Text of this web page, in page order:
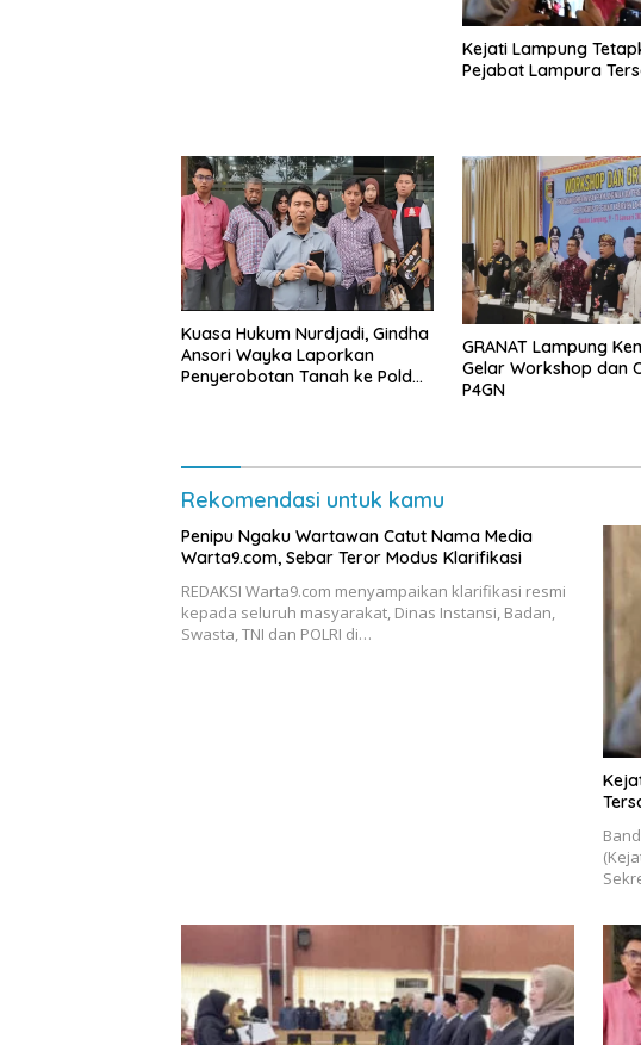
Kejati Lampung
Pejabat Lampura
Kuasa Hukum Nurdjadi, Gindha
Ansori Wayka Laporkan
Penyerobotan Tanah ke Polda
GRANAT Lampung
Gelar Workshop dan
P4GN
Rekomendasi untuk kamu
Penipu Ngaku Wartawan Catut Nama Media
Warta9.com, Sebar Teror Modus Klarifikasi
REDAKSI Warta9.com menyampaikan klarifikasi resmi
kepada seluruh masyarakat, Dinas Instansi, Badan,
Swasta, TNI dan POLRI di…